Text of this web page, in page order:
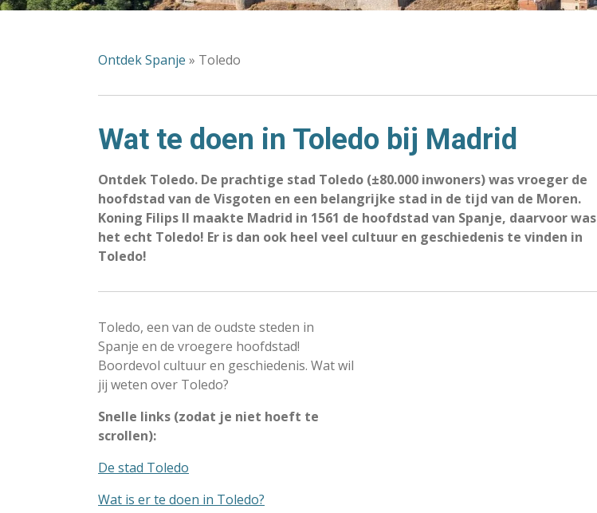
Ontdek Spanje » Toledo
Wat te doen in Toledo bij Madrid
Ontdek Toledo. De prachtige stad Toledo (±80.000 inwoners) was vroeger de
hoofdstad van de Visgoten en een belangrijke stad in de tijd van de Moren.
Koning Filips II maakte Madrid in 1561 de hoofdstad van Spanje, daarvoor was
het echt Toledo! Er is dan ook heel veel cultuur en geschiedenis te vinden in
Toledo!
Toledo, een van de oudste steden in
Spanje en de vroegere hoofdstad!
Boordevol cultuur en geschiedenis. Wat wil
jij weten over Toledo?
Snelle links (zodat je niet hoeft te
scrollen):
De stad Toledo
Wat is er te doen in Toledo?